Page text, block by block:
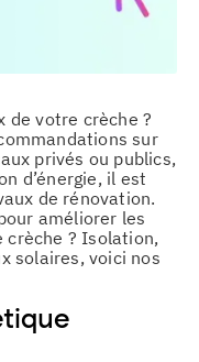
de votre crèche ?
sur
privés ou publics,
d’énergie, il est
de rénovation.
améliorer les
crèche ? Isolation,
solaires, voici nos